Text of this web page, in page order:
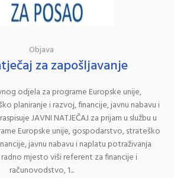
Objava
za zapošljavanje
odjela za programe Europske unije,
planiranje i razvoj, financije, javnu nabavu i
JAVNI NATJEČAJ za prijam u službu u
Europske unije, gospodarstvo, strateško
javnu nabavu i naplatu potraživanja
radno mjesto viši referent za financije i
računovodstvo, 1...